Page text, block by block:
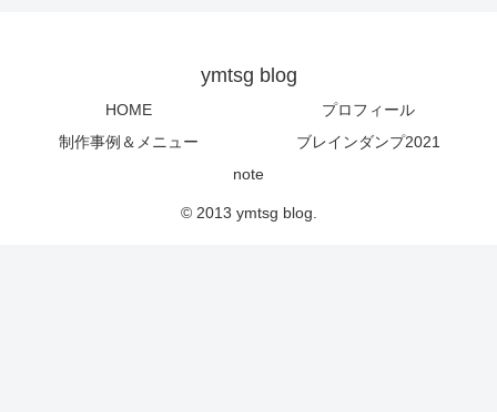
ymtsg blog
HOME
プロフィール
制作事例＆メニュー
ブレインダンプ2021
note
© 2013 ymtsg blog.